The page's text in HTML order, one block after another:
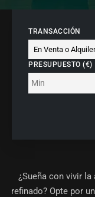
TRANSACCIÓN
PRESUPUESTO (€)
¿Sueña con vivir
refinado? Opte por un